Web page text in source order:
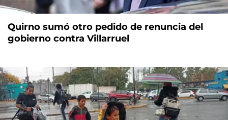
Quirno sumó otro pedido de renuncia del
gobierno contra Villarruel